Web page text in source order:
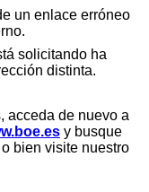
un enlace erróneo
solicitando ha
distinta.
acceda de nuevo a
y busque
bien visite nuestro